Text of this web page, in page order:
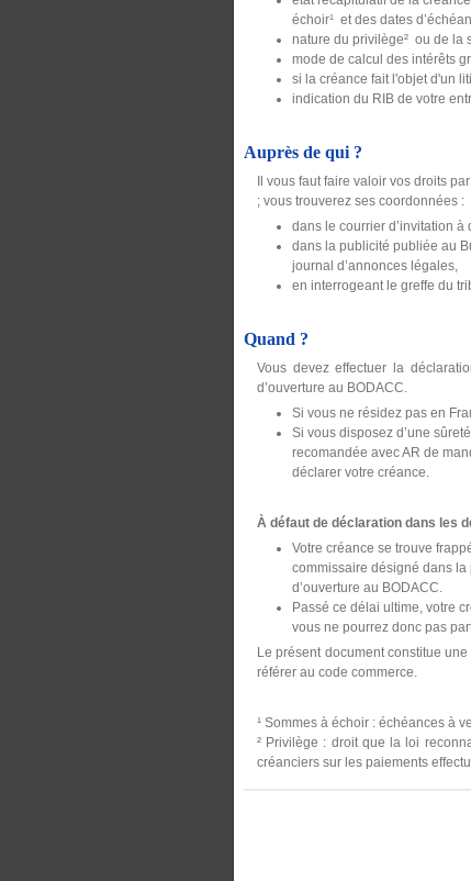
échoir¹ et des dates
nature du privilège² ou de la
mode de calcul des intérêts
si la créance fait l'objet d'un
indication du RIB de votre
Auprès de qui ?
Il vous faut faire valoir vos droits
; vous trouverez ses coordonnées :
dans le courrier d’invitation
dans la publicité publiée au
journal d’annonces légales,
en interrogeant le greffe du
Quand ?
Vous devez effectuer la
d’ouverture au BODACC.
Si vous ne résidez pas en
Si vous disposez d’une
recomandée avec AR de
déclarer votre créance.
À défaut de déclaration dans les
Votre créance se trouve
commissaire désigné dans
d’ouverture au BODACC.
Passé ce délai ultime, votre
vous ne pourrez donc pas
Le présent document constitue
référer au code commerce.
¹ Sommes à échoir : échéances à
² Privilège : droit que la loi
créanciers sur les paiements